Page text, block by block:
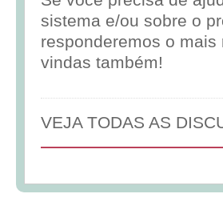
sistema e/ou sobre o
responderemos o
vindas também!
VEJA TODAS AS